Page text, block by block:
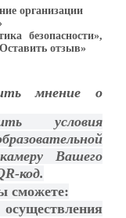
организации
безопасности»,
отзыв»
мнение о
условия
Вашего
код.
сможете: